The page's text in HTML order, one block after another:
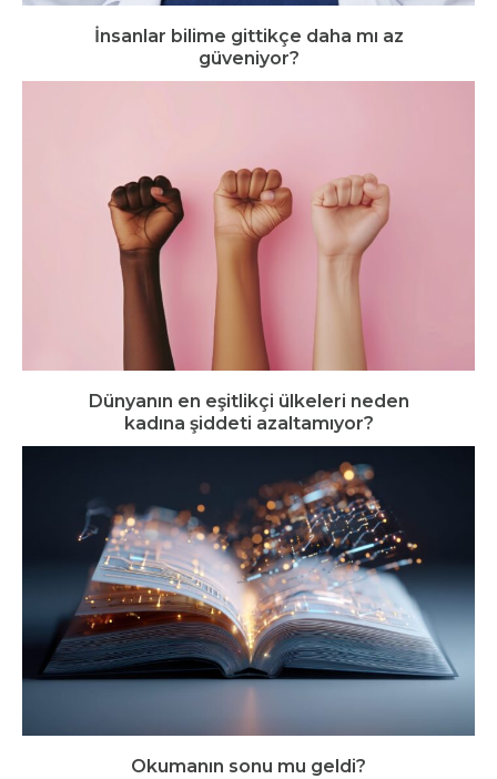
İnsanlar bilime gittikçe daha mı az
güveniyor?
Dünyanın en eşitlikçi ülkeleri neden
kadına şiddeti azaltamıyor?
Okumanın sonu mu geldi?